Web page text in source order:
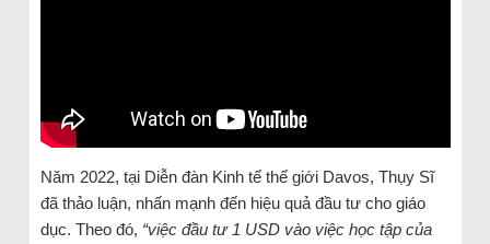
Năm 2022, tại Diễn đàn Kinh tế thế giới Davos, Thụy Sĩ
đã thảo luận, nhấn mạnh đến hiệu quả đầu tư cho giáo
dục. Theo đó, “việc đầu tư 1 USD vào việc học tập của